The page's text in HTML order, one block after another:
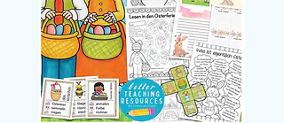
Stärkenim Klassenraum
präsentieren.